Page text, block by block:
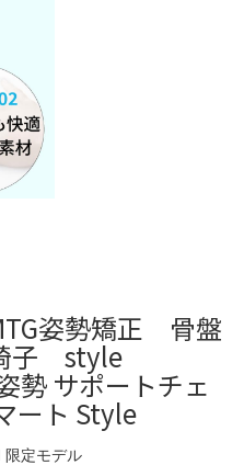
姿勢矯正 骨盤
子 style
勢 サポートチェ
ート Style
限定モデル